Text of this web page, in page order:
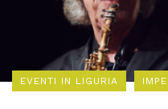
EVENTI IN LIGURIA